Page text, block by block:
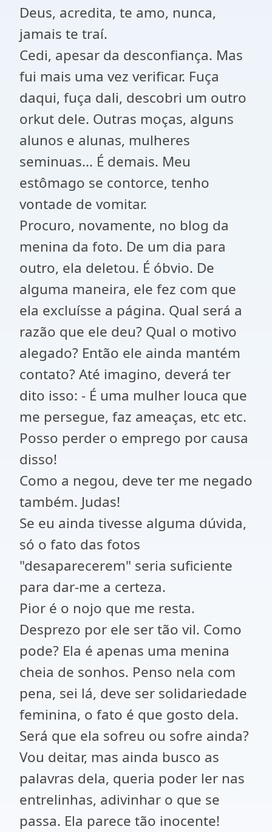
Deus, acredita, te amo, nunca,
jamais te traí.
Cedi, apesar da desconfiança. Mas
fui mais uma vez verificar. Fuça
daqui, fuça dali, descobri um outro
orkut dele. Outras moças, alguns
alunos e alunas, mulheres
seminuas... É demais. Meu
estômago se contorce, tenho
vontade de vomitar.
Procuro, novamente, no blog da
menina da foto. De um dia para
outro, ela deletou. É óbvio. De
alguma maneira, ele fez com que
ela excluísse a página. Qual será a
razão que ele deu? Qual o motivo
alegado? Então ele ainda mantém
contato? Até imagino, deverá ter
dito isso: - É uma mulher louca que
me persegue, faz ameaças, etc etc.
Posso perder o emprego por causa
disso!
Como a negou, deve ter me negado
também. Judas!
Se eu ainda tivesse alguma dúvida,
só o fato das fotos
"desaparecerem" seria suficiente
para dar-me a certeza.
Pior é o nojo que me resta.
Desprezo por ele ser tão vil. Como
pode? Ela é apenas uma menina
cheia de sonhos. Penso nela com
pena, sei lá, deve ser solidariedade
feminina, o fato é que gosto dela.
Será que ela sofreu ou sofre ainda?
Vou deitar, mas ainda busco as
palavras dela, queria poder ler nas
entrelinhas, adivinhar o que se
passa. Ela parece tão inocente!